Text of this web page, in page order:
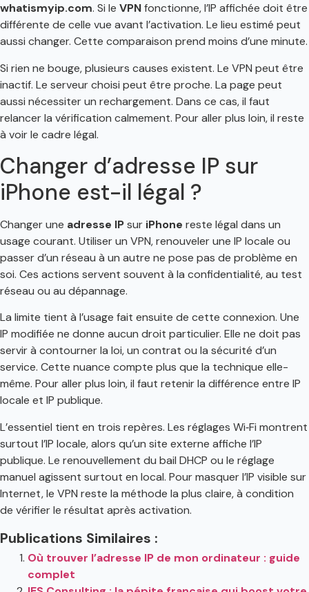
whatismyip.com. Si le VPNfonctionne, l’IP affichée doit être
différente de celle vue avant l’activation. Le lieu estimé peut
aussi changer. Cette comparaison prend moins d’une minute.
Si rien ne bouge, plusieurs causes existent. Le VPN peut être
inactif. Le serveur choisi peut être proche. La page peut
aussi nécessiter un rechargement. Dans ce cas, il faut
relancer la vérification calmement. Pour aller plus loin, il reste
à voir le cadre légal.
Changer d’adresse IP sur
iPhone est-il légal ?
Changer une adresse IPsur iPhone reste légal dans un
usage courant. Utiliser un VPN, renouveler une IP locale ou
passer d’un réseau à un autre ne pose pas de problème en
soi. Ces actions servent souvent à la confidentialité, au test
réseau ou au dépannage.
La limite tient à l’usage fait ensuite de cette connexion. Une
IP modifiée ne donne aucun droit particulier. Elle ne doit pas
servir à contourner la loi, un contrat ou la sécurité d’un
service. Cette nuance compte plus que la technique elle-
même. Pour aller plus loin, il faut retenir la différence entre IP
locale et IP publique.
L’essentiel tient en trois repères. Les réglages Wi‑Fi montrent
surtout l’IP locale, alors qu’un site externe affiche l’IP
publique. Le renouvellement du bail DHCP ou le réglage
manuel agissent surtout en local. Pour masquer l’IP visible sur
Internet, le VPN reste la méthode la plus claire, à condition
de vérifier le résultat après activation.
Publications Similaires :
Où trouver l’adresse IP de mon ordinateur : guide
complet